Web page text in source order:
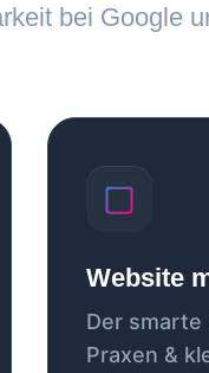
bei Google
Website
Der smarte
Praxen &